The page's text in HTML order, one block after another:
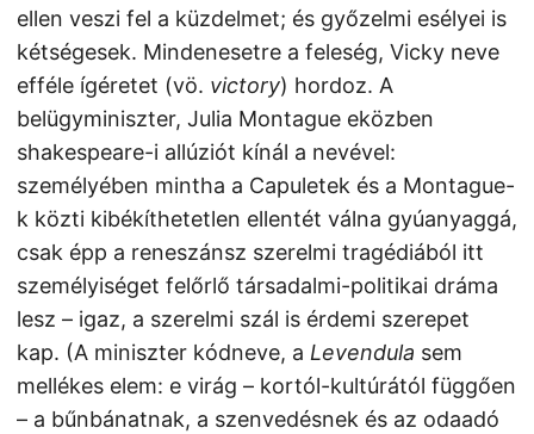
ellen veszi fel a küzdelmet; és győzelmi esélyei is
kétségesek. Mindenesetre a feleség, Vicky neve
efféle ígéretet (vö. victory) hordoz. A
belügyminiszter, Julia Montague eközben
shakespeare-i allúziót kínál a nevével:
személyében mintha a Capuletek és a Montague-
k közti kibékíthetetlen ellentét válna gyúanyaggá,
csak épp a reneszánsz szerelmi tragédiából itt
személyiséget felőrlő társadalmi-politikai dráma
lesz – igaz, a szerelmi szál is érdemi szerepet
kap. (A miniszter kódneve, a Levendula sem
mellékes elem: e virág – kortól-kultúrától függően
– a bűnbánatnak, a szenvedésnek és az odaadó